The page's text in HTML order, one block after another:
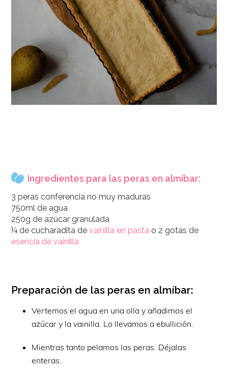
Ingredientes para las peras en almíbar:
3 peras conferencia no muy maduras
750ml de agua
250g de azúcar granulada
¼ de cucharadita devainilla en pasta o 2 gotas de
esencia de vainilla
Preparación de las peras en almíbar:
Vertemos el agua en una olla y añadimos el
azúcar y la vainilla. Lo llevamos a ebullición.
Mientras tanto pelamos las peras. Déjalas
enteras.